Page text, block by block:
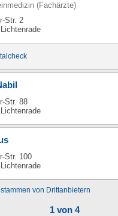
(Fachärzte)
Str. 2
Str. 88
Str. 100
von Drittanbietern
1 von 4